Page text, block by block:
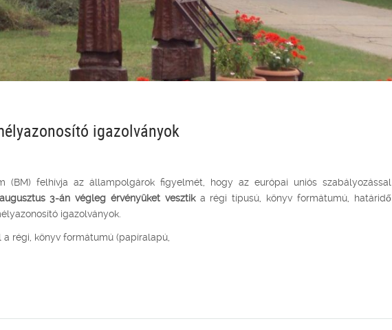
igazolványok
(BM) felhívja az állampolgárok figyelmét, hogy az európai uniós szabályozással
3-án végleg érvényüket vesztika régi típusú, könyv formátumú, határidő
igazolványok.
a régi, könyv formátumú (papíralapú,